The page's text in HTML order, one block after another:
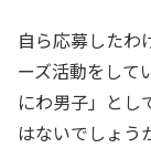
自ら応募したわ
ーズ活動をして
にわ男子」とし
はないでしょう